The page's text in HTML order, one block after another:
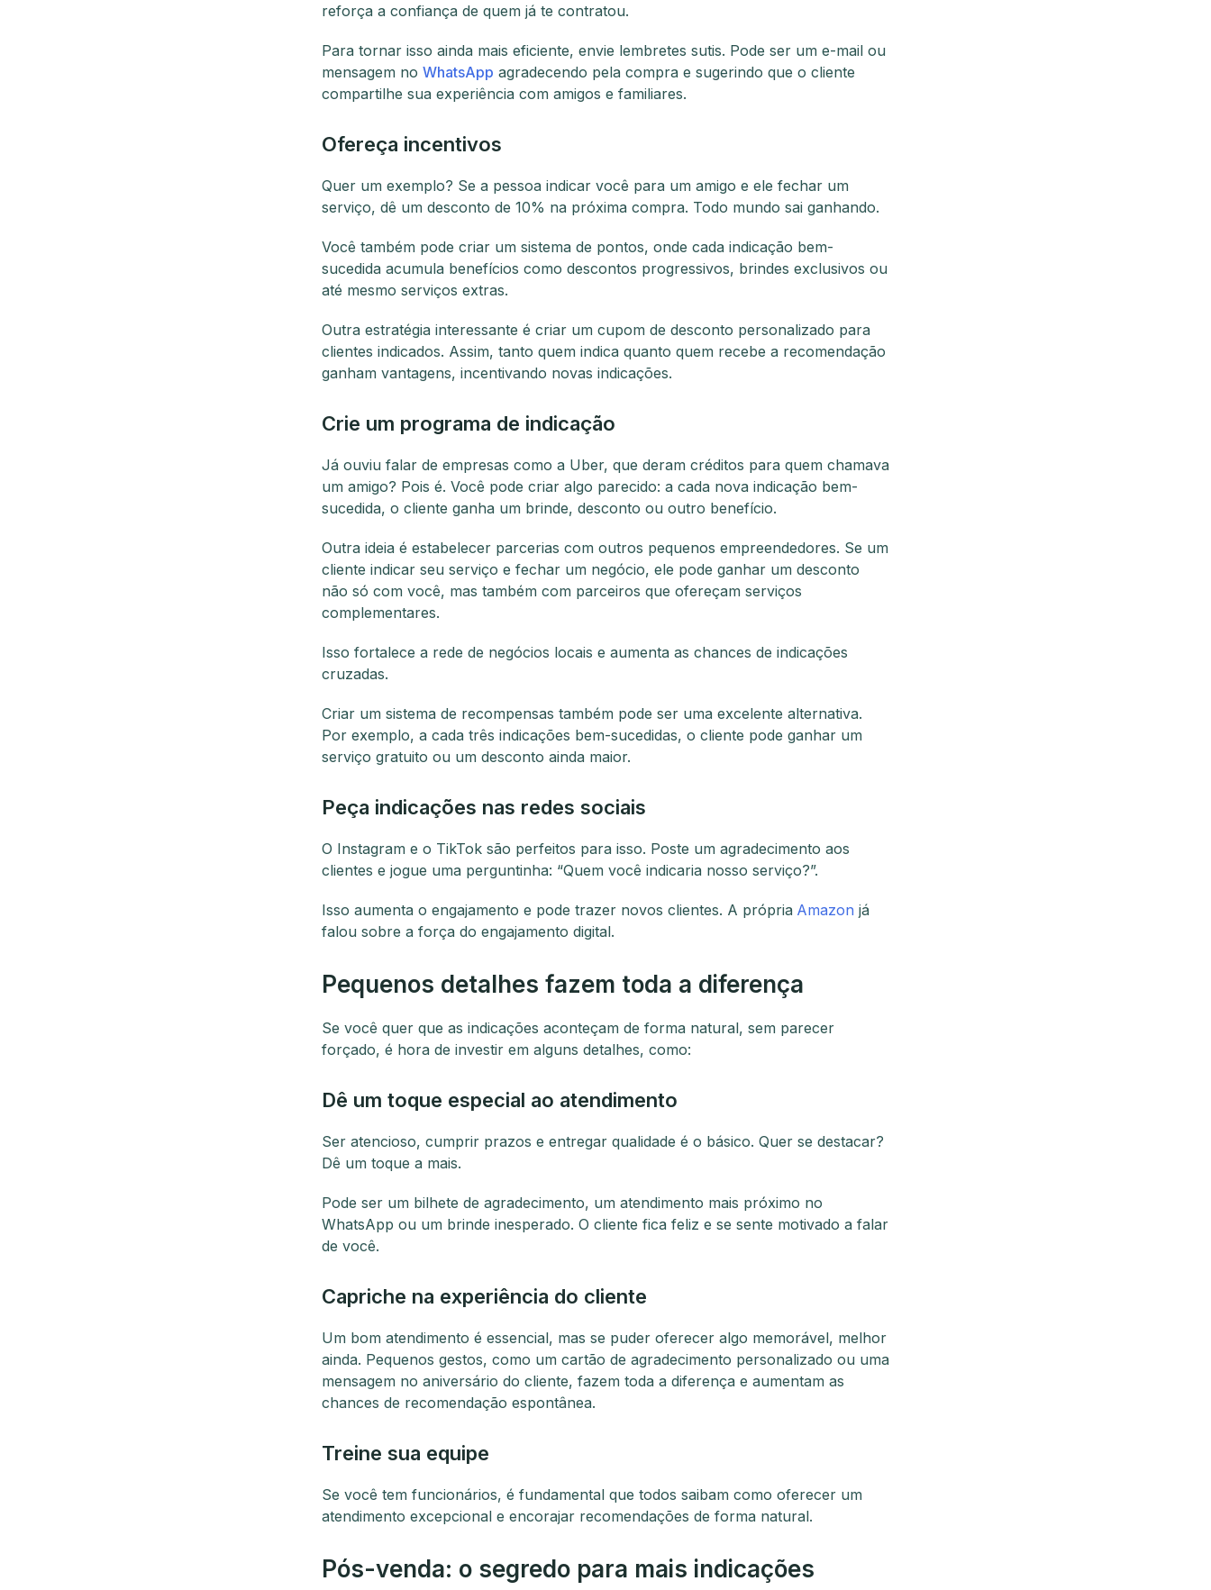
reforça a confiança de quem já te contratou.
Para tornar isso ainda mais eficiente, envie lembretes sutis. Pode ser um e-mail ou
mensagem no WhatsApp agradecendo pela compra e sugerindo que o cliente
compartilhe sua experiência com amigos e familiares.
Ofereça incentivos
Quer um exemplo? Se a pessoa indicar você para um amigo e ele fechar um
serviço, dê um desconto de 10% na próxima compra. Todo mundo sai ganhando.
Você também pode criar um sistema de pontos, onde cada indicação bem-
sucedida acumula benefícios como descontos progressivos, brindes exclusivos ou
até mesmo serviços extras.
Outra estratégia interessante é criar um cupom de desconto personalizado para
clientes indicados. Assim, tanto quem indica quanto quem recebe a recomendação
ganham vantagens, incentivando novas indicações.
Crie um programa de indicação
Já ouviu falar de empresas como a Uber, que deram créditos para quem chamava
um amigo? Pois é. Você pode criar algo parecido: a cada nova indicação bem-
sucedida, o cliente ganha um brinde, desconto ou outro benefício.
Outra ideia é estabelecer parcerias com outros pequenos empreendedores. Se um
cliente indicar seu serviço e fechar um negócio, ele pode ganhar um desconto
não só com você, mas também com parceiros que ofereçam serviços
complementares.
Isso fortalece a rede de negócios locais e aumenta as chances de indicações
cruzadas.
Criar um sistema de recompensas também pode ser uma excelente alternativa.
Por exemplo, a cada três indicações bem-sucedidas, o cliente pode ganhar um
serviço gratuito ou um desconto ainda maior.
Peça indicações nas redes sociais
O Instagram e o TikTok são perfeitos para isso. Poste um agradecimento aos
clientes e jogue uma perguntinha: “Quem você indicaria nosso serviço?”.
Isso aumenta o engajamento e pode trazer novos clientes. A própria Amazon já
falou sobre a força do engajamento digital.
Pequenos detalhes fazem toda a diferença
Se você quer que as indicações aconteçam de forma natural, sem parecer
forçado, é hora de investir em alguns detalhes, como:
Dê um toque especial ao atendimento
Ser atencioso, cumprir prazos e entregar qualidade é o básico. Quer se destacar?
Dê um toque a mais.
Pode ser um bilhete de agradecimento, um atendimento mais próximo no
WhatsApp ou um brinde inesperado. O cliente fica feliz e se sente motivado a falar
de você.
Capriche na experiência do cliente
Um bom atendimento é essencial, mas se puder oferecer algo memorável, melhor
ainda. Pequenos gestos, como um cartão de agradecimento personalizado ou uma
mensagem no aniversário do cliente, fazem toda a diferença e aumentam as
chances de recomendação espontânea.
Treine sua equipe
Se você tem funcionários, é fundamental que todos saibam como oferecer um
atendimento excepcional e encorajar recomendações de forma natural.
Pós-venda: o segredo para mais indicações